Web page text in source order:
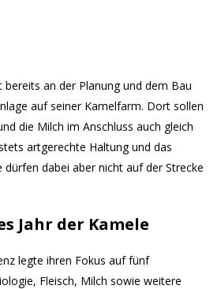
bereits an der Planung und dem Bau
auf seiner Kamelfarm. Dort sollen
die Milch im Anschluss auch gleich
artgerechte Haltung und das
dabei aber nicht auf der Strecke
Jahr der Kamele
legte ihren Fokus auf fünf
Fleisch, Milch sowie weitere